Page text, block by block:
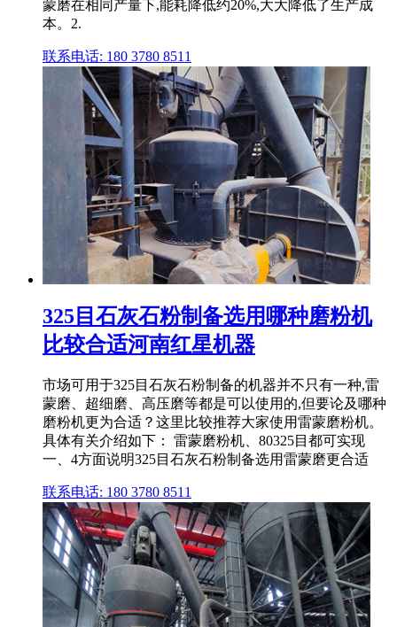
蒙磨在相同产量下,能耗降低约20%,大大降低了生产成
本。2.
联系电话: 180 3780 8511
325目石灰石粉制备选用哪种磨粉机
比较合适河南红星机器
市场可用于325目石灰石粉制备的机器并不只有一种,雷
蒙磨、超细磨、高压磨等都是可以使用的,但要论及哪种
磨粉机更为合适？这里比较推荐大家使用雷蒙磨粉机。
具体有关介绍如下： 雷蒙磨粉机、80325目都可实现
一、4方面说明325目石灰石粉制备选用雷蒙磨更合适
联系电话: 180 3780 8511